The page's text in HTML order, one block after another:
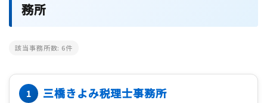
務所
該当事務所数: 6件
三橋きよみ税理士事務所